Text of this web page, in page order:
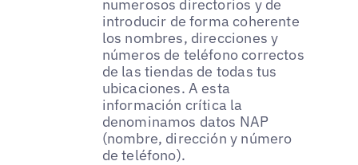
numerosos directorios y de
introducir de forma coherente
los nombres, direcciones y
números de teléfono correctos
de las tiendas de todas tus
ubicaciones. A esta
información crítica la
denominamos datos NAP
(nombre, dirección y número
de teléfono).